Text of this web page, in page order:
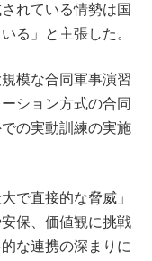
れている情勢は国
る」と主張した。
模な合同軍事演習
ション方式の合同
の実動訓練の実施
で直接的な脅威」
保、価値観に挑戦
な連携の深まりに